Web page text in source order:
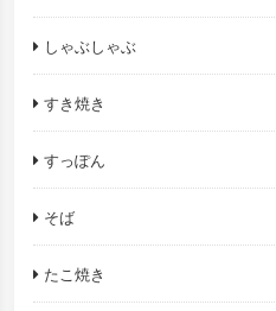
しゃぶしゃぶ
すき焼き
すっぽん
そば
たこ焼き